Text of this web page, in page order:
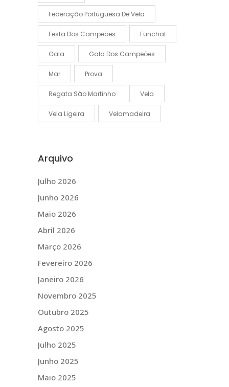
Federação Portuguesa De Vela
Festa Dos Campeões Funchal
Gala Gala Dos Campeões
Mar Prova
Regata São Martinho Vela
Vela Ligeira Velamadeira
Arquivo
Julho 2026
Junho 2026
Maio 2026
Abril 2026
Março 2026
Fevereiro 2026
Janeiro 2026
Novembro 2025
Outubro 2025
Agosto 2025
Julho 2025
Junho 2025
Maio 2025